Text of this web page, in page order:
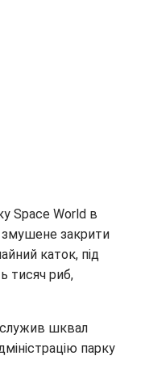
Space World в
змушене закрити
каток, під
тисяч риб,
шквал
парку